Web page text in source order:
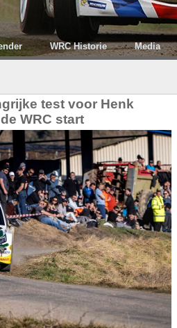
WRC Historie Media
test voor Henk
WRC start